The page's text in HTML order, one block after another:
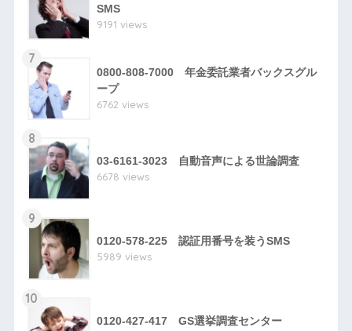
SMS
9191 views
7
0800-808-7000 年金委託業者バックスグル
ープ
6762 views
8
03-6161-3023 自動音声による世論調査
6678 views
9
0120-578-225 認証用番号を装うSMS
5989 views
10
0120-427-417 GS選挙調査センター